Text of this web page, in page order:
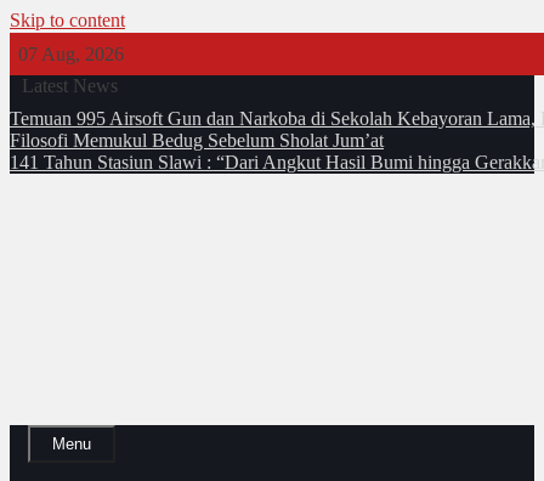
Skip to content
07 Aug, 2026
Latest News
Temuan 995 Airsoft Gun dan Narkoba di Sekolah Kebayoran
Filosofi Memukul Bedug Sebelum Sholat Jum’at
141 Tahun Stasiun Slawi : “Dari Angkut Hasil Bumi hingga
Menu